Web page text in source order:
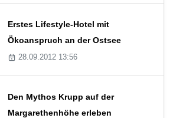
Erstes Lifestyle-Hotel mit
Ökoanspruch an der Ostsee
28.09.2012 13:56
Den Mythos Krupp auf der
Margarethenhöhe erleben